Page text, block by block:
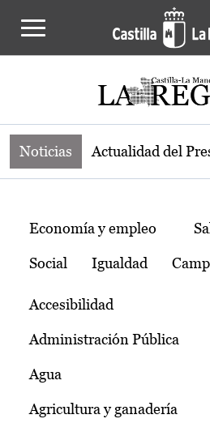
Noticias de la
Noticias Actualidad del
Temas
Economía y empleo
Social Igualdad
Accesibilidad
Administración Pública
Agua
Agricultura y ganadería